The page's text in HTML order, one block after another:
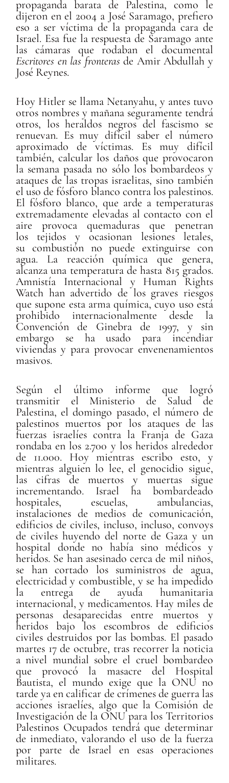
propaganda barata de Palestina, como le
dijeron en el 2004 a José Saramago, prefiero
eso a ser víctima de la propaganda cara de
Israel. Esa fue la respuesta de Saramago ante
las cámaras que rodaban el documental
Escritores en las fronteras de Amir Abdullah y
José Reynes.
Hoy Hitler se llama Netanyahu, y antes tuvo
otros nombres y mañana seguramente tendrá
otros, los heraldos negros del fascismo se
renuevan. Es muy difícil saber el número
aproximado de víctimas. Es muy difícil
también, calcular los daños que provocaron
la semana pasada no sólo los bombardeos y
ataques de las tropas israelitas, sino también
el uso de fósforo blanco contra los palestinos.
El fósforo blanco, que arde a temperaturas
extremadamente elevadas al contacto con el
aire provoca quemaduras que penetran
los tejidos
y ocasionan lesiones letales,
su combustión no puede extinguirse con
agua. La reacción química que genera,
alcanza una temperatura de hasta 815 grados.
Amnistía Internacional y Human Rights
Watch han advertido de los graves riesgos
que supone esta arma química, cuyo uso está
prohibido internacionalmente desde la
Convención de Ginebra de 1997, y sin
embargo se ha usado para incendiar
viviendas y para provocar envenenamientos
masivos.
Según el último informe que logró
transmitir el Ministerio de Salud de
Palestina, el domingo pasado, el número de
palestinos muertos por los ataques de las
fuerzas israelíes contra la Franja de Gaza
rondaba en los 2.700 y los heridos alrededor
de 11.000. Hoy mientras escribo esto, y
mientras alguien lo lee, el genocidio sigue,
las cifras de muertos y muertas sigue
incrementando. Israel ha bombardeado
hospitales, escuelas, ambulancias,
instalaciones de medios de comunicación,
edificios de civiles, incluso, incluso, convoys
de civiles huyendo del norte de Gaza y un
hospital donde no había sino médicos y
heridos. Se han asesinado cerca de mil niños,
se han cortado los suministros de agua,
electricidad y combustible, y se ha impedido
la entrega de ayuda humanitaria
internacional, y medicamentos. Hay miles de
personas desaparecidas entre muertos y
heridos bajo los escombros de edificios
civiles destruidos por las bombas. El pasado
martes 17 de octubre, tras recorrer la noticia
a nivel mundial sobre el cruel bombardeo
que provocó la masacre del Hospital
Bautista, el mundo exige que la ONU no
tarde ya en calificar de crímenes de guerra las
acciones israelíes, algo que la Comisión de
Investigación de la ONU para los Territorios
Palestinos Ocupados tendrá que determinar
de inmediato, valorando el uso de la fuerza
por parte de Israel en esas operaciones
militares.